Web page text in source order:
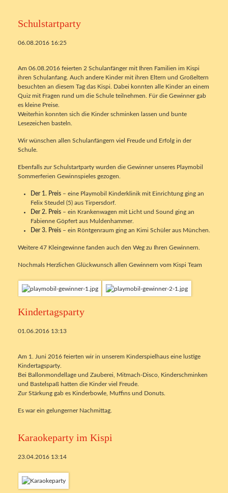
Schulstartparty
06.08.2016 16:25
Am 06.08.2016 feierten 2 Schulanfänger mit Ihren Familien im Kispi
ihren Schulanfang. Auch andere Kinder mit ihren Eltern und Großeltern
besuchten an diesem Tag das Kispi. Dabei konnten alle Kinder an einem
Quiz mit Fragen rund um die Schule teilnehmen. Für die Gewinner gab
es kleine Preise.
Weiterhin konnten sich die Kinder schminken lassen und bunte
Lesezeichen basteln.
Wir wünschen allen Schulanfängern viel Freude und Erfolg in der
Schule.
Ebenfalls zur Schulstartparty wurden die Gewinner unseres Playmobil
Sommerferien Gewinnspieles gezogen.
Der 1. Preis– eine Playmobil Kinderklinik mit Einrichtung ging an
Felix Steudel (5) aus Tirpersdorf.
Der 2. Preis– ein Krankenwagen mit Licht und Sound ging an
Fabienne Göpfert aus Muldenhammer.
Der 3. Preis– ein Röntgenraum ging an Kimi Schüler aus München.
Weitere 47 Kleingewinne fanden auch den Weg zu Ihren Gewinnern.
Nochmals Herzlichen Glückwunsch allen Gewinnern vom Kispi Team
Kindertagsparty
01.06.2016 13:13
Am 1. Juni 2016 feierten wir in unserem Kinderspielhaus eine lustige
Kindertagsparty.
Bei Ballonmondellage und Zauberei, Mitmach-Disco, Kinderschminken
und Bastelspaß hatten die Kinder viel Freude.
Zur Stärkung gab es Kinderbowle, Muffins und Donuts.
Es war ein gelungerner Nachmittag.
Karaokeparty im Kispi
23.04.2016 13:14